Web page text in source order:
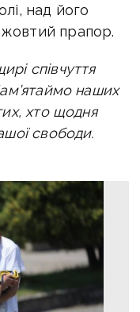
над його
прапор.
співчуття
наших
хто щодня
свободи.